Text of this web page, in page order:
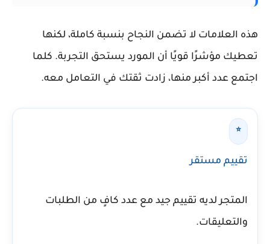
هذه العلامات لا تضمن النجاح بنسبة كاملة، لكنها
تعطيك مؤشرًا قويًا أن المورد يستحق التجربة. كلما
اجتمع عدد أكبر منها، زادت ثقتك في التعامل معه.
⭐
تقييم مستقر
المتجر لديه تقييم جيد مع عدد كافٍ من الطلبات
والتعليقات.